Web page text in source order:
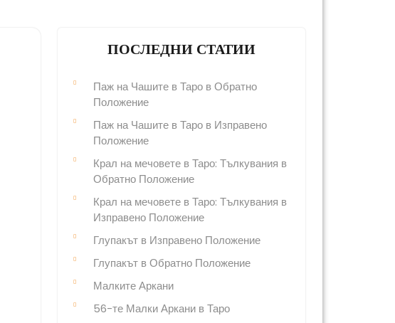
ПОСЛЕДНИ СТАТИИ
Паж на Чашите в Таро в Обратно
Положение
Паж на Чашите в Таро в Изправено
Положение
Крал на мечовете в Таро: Тълкувания в
Обратно Положение
Крал на мечовете в Таро: Тълкувания в
Изправено Положение
Глупакът в Изправено Положение
Глупакът в Обратно Положение
Малките Аркани
56-те Малки Аркани в Таро